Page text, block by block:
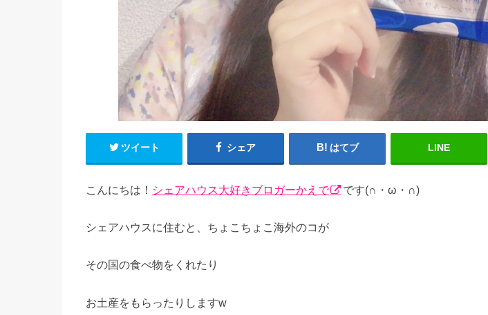
ツイート シェア はてブ LINE
こんにちは！ シェアハウス大好きブロガーかえで です(∩・ω・∩)
シェアハウスに住むと、ちょこちょこ海外のコが
その国の食べ物をくれたり
お土産をもらったりしますw